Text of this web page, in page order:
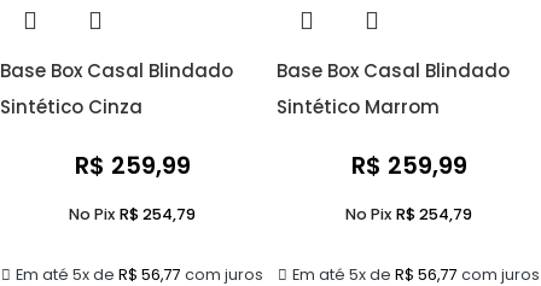
Base Box Casal Blindado
Sintético Cinza
R$ 259,99
Em até 5x de R$ 56,77 com juros
No Pix R$254,79
Base Box Casal Blindado
Sintético Marrom
R$ 259,99
Em até 5x de R$ 56,77 com juros
No Pix R$254,79